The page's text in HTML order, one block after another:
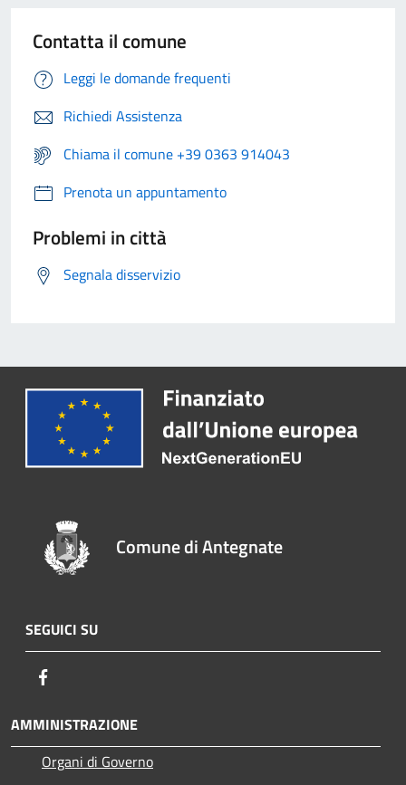
Contatta il comune
Leggi le domande frequenti
Richiedi Assistenza
Chiama il comune +39 0363 914043
Prenota un appuntamento
Problemi in città
Segnala disservizio
Comune di Antegnate
SEGUICI SU
AMMINISTRAZIONE
Organi di Governo